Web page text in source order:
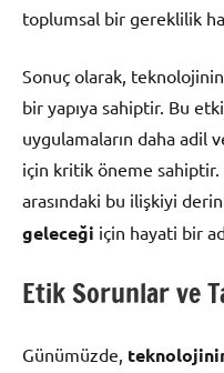
toplumsal bir gereklilik
Sonuç olarak,
bir yapıya sahiptir. Bu
uygulamaların daha adil
için kritik öneme sahiptir.
arasındaki bu ilişkiyi
geleceği için hayati bir
Etik Sorunlar ve
Günümüzde,